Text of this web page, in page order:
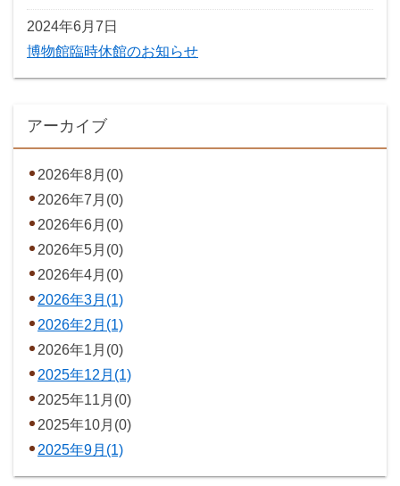
2024年6月7日
博物館臨時休館のお知らせ
アーカイブ
2026年8月(0)
2026年7月(0)
2026年6月(0)
2026年5月(0)
2026年4月(0)
2026年3月(1)
2026年2月(1)
2026年1月(0)
2025年12月(1)
2025年11月(0)
2025年10月(0)
2025年9月(1)